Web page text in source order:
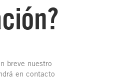
breve nuestro
en contacto